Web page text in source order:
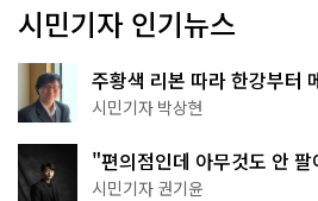
시민기자 인기뉴스
주황색 리본 따라 한강부터
서울둘레길 15코스
시민기자 박상현
"편의점인데 아무것도 안
한 편의점의 정체
시민기자 권기윤